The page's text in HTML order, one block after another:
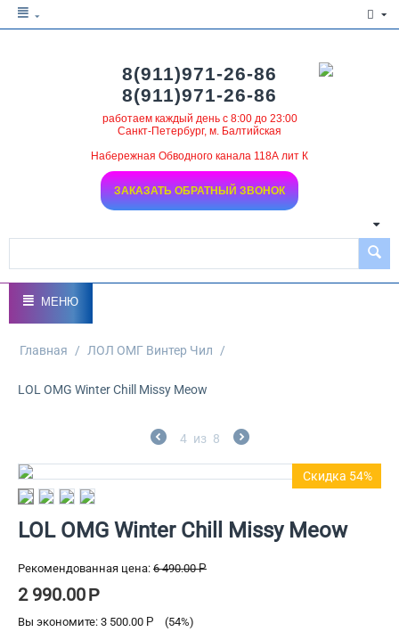
8(911)971-26-86
8(911)971-26-86
работаем каждый день с 8:00 до 23:00
Санкт-Петербург, м. Балтийская
Набережная Обводного канала 118А лит К
ЗАКАЗАТЬ ОБРАТНЫЙ ЗВОНОК
МЕНЮ
Главная / ЛОЛ ОМГ Винтер Чил /
LOL OMG Winter Chill Missy Meow
4 из 8
Скидка 54%
LOL OMG Winter Chill Missy Meow
Рекомендованная цена: 6 490.00 Р
2 990.00Р
Вы экономите: 3 500.00 Р (54%)